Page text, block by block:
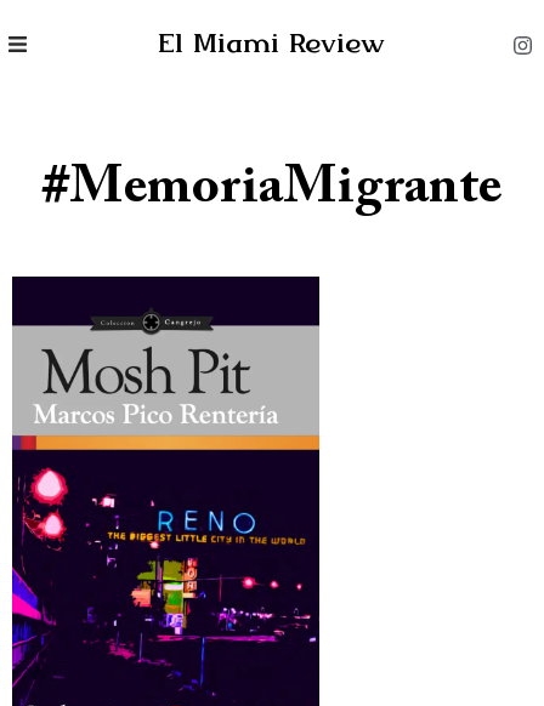
El Miami Review
#MemoriaMigrante